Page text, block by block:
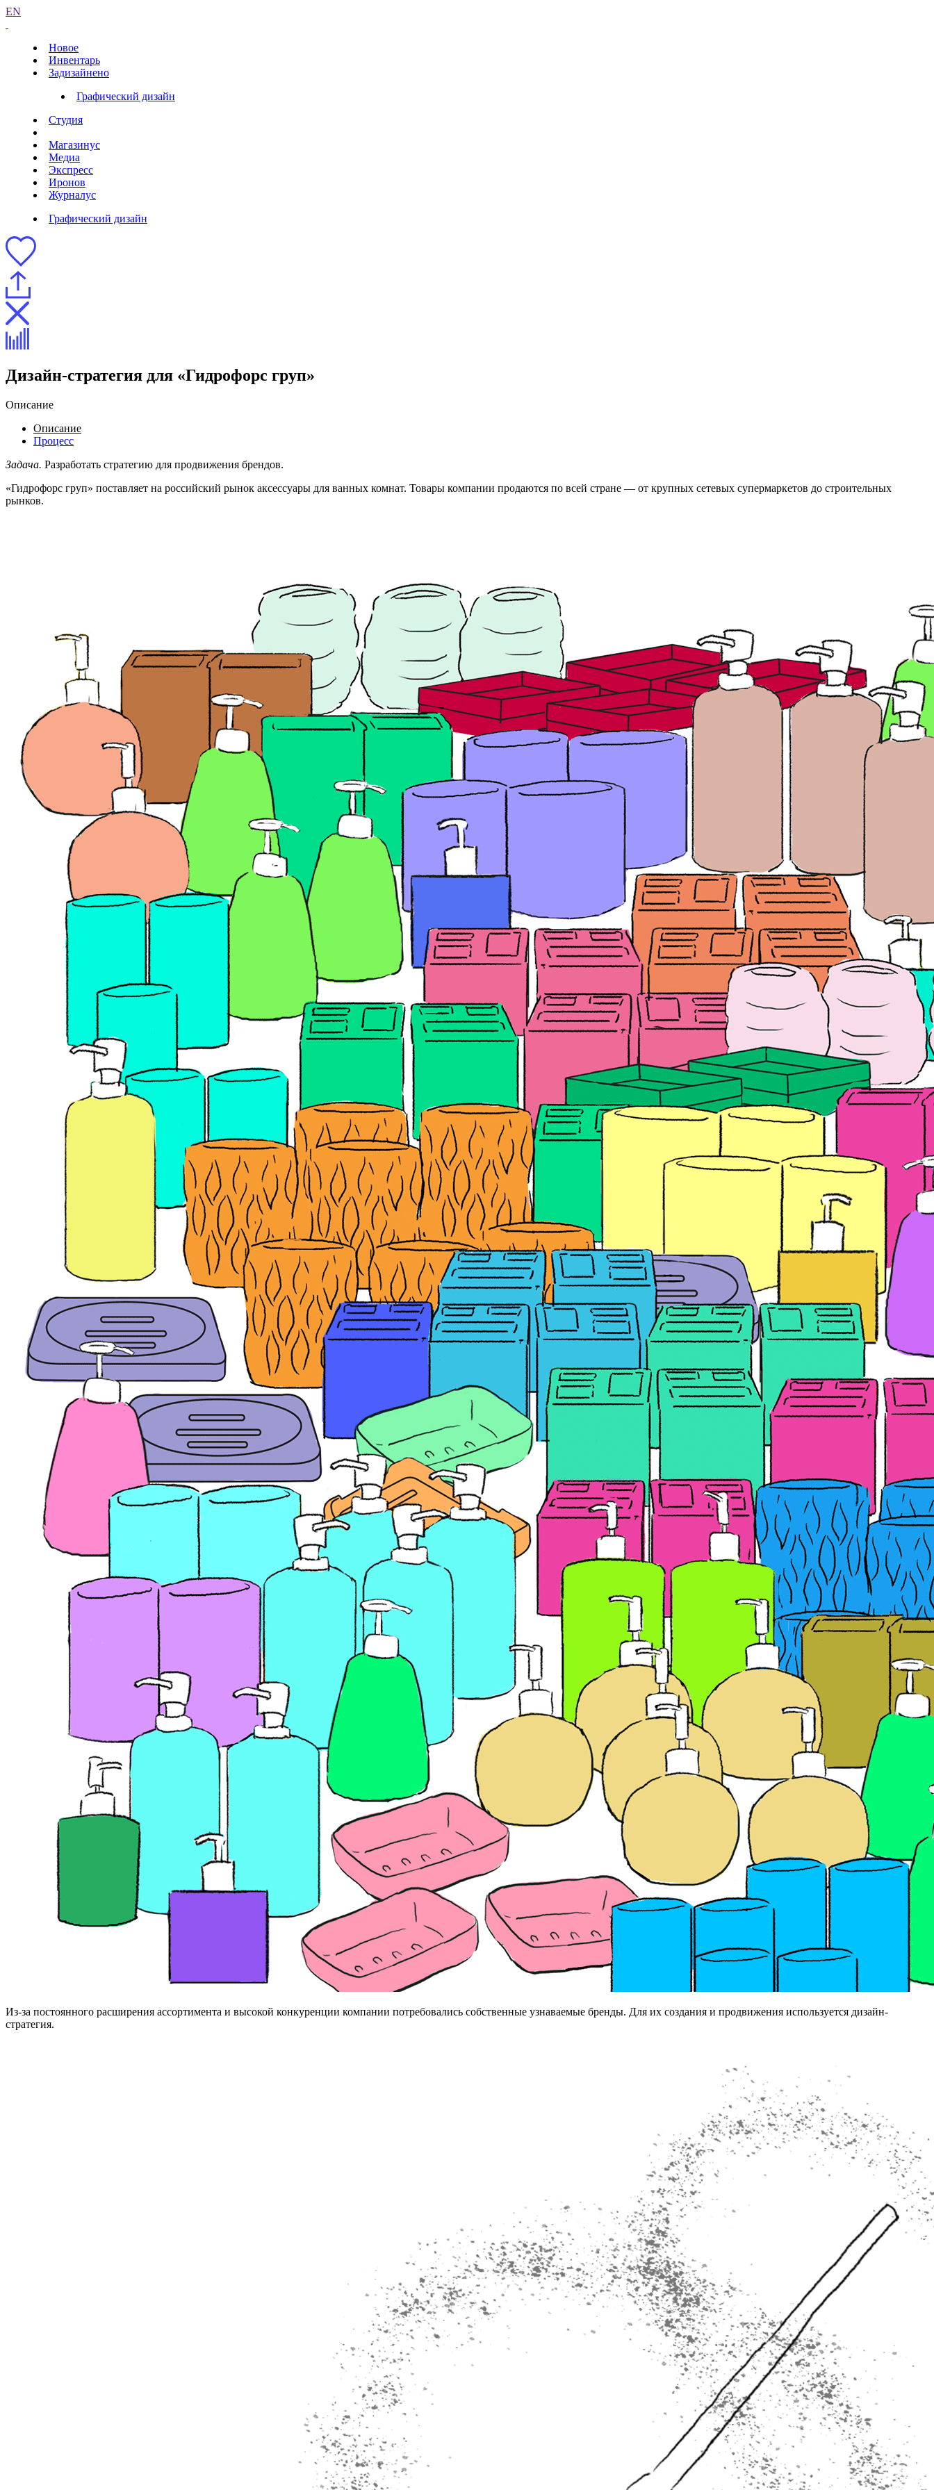
EN
Новое
Инвентарь
Задизайнено
Графический дизайн
Студия
Магазинус
Медиа
Экспресс
Иронов
Журналус
Графический дизайн
Дизайн-стратегия для «Гидрофорс груп»
Описание
Описание
Процесс
Задача. Разработать стратегию для продвижения брендов.
«Гидрофорс груп» поставляет на российский рынок аксессуары для ванных комнат. Товары компании продаются по всей стране — от крупных сетевых супермаркетов до строительных
рынков.
Из-за постоянного расширения ассортимента и высокой конкуренции компании потребовались собственные узнаваемые бренды. Для их создания и продвижения используется дизайн-
стратегия.